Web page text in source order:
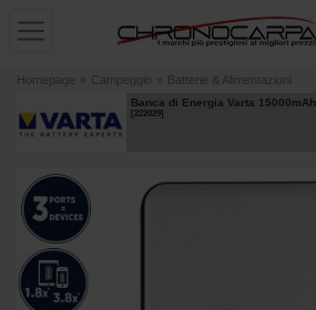
Homepage » Campeggio » Batterie & Alimentazioni
Banca di Energia Varta 15000mAh
[222029]